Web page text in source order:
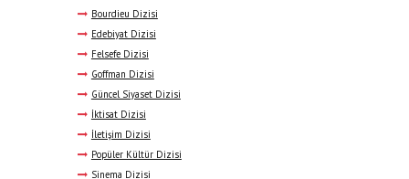
Bourdieu Dizisi
Edebiyat Dizisi
Felsefe Dizisi
Goffman Dizisi
Güncel Siyaset Dizisi
İktisat Dizisi
İletişim Dizisi
Popüler Kültür Dizisi
Sinema Dizisi